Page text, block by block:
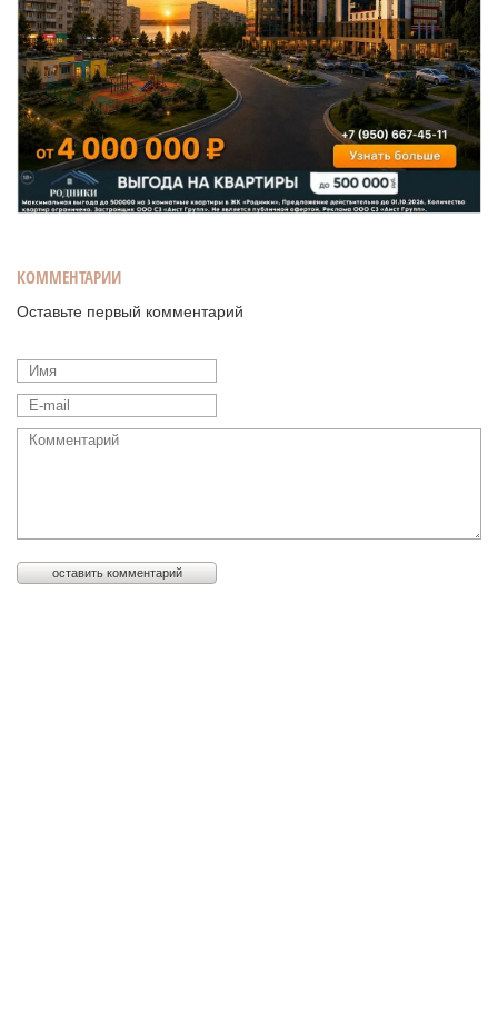
КОММЕНТАРИИ
Оставьте первый комментарий